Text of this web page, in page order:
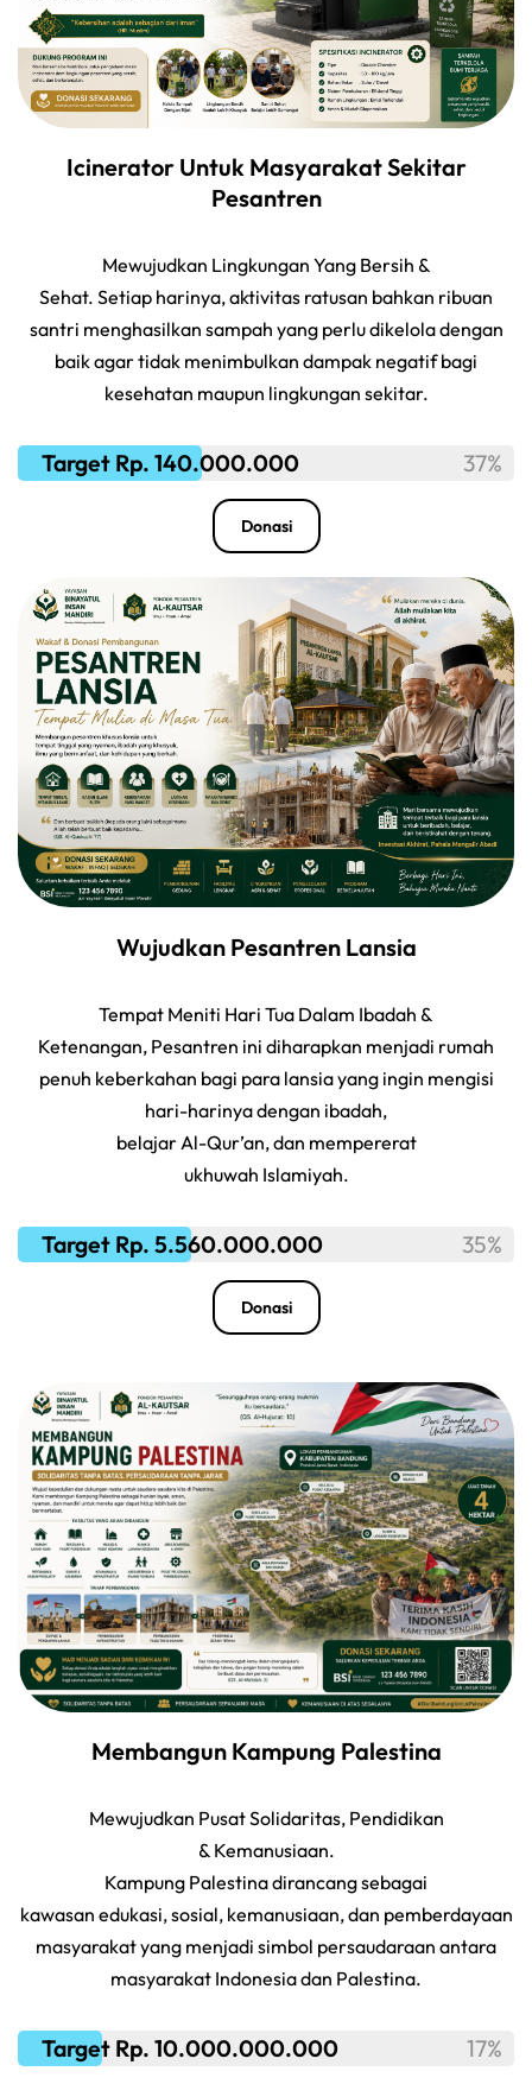
Icinerator Untuk Masyarakat Sekitar
Pesantren
Mewujudkan Lingkungan Yang Bersih &
Sehat. Setiap harinya, aktivitas ratusan bahkan ribuan
santri menghasilkan sampah yang perlu dikelola dengan
baik agar tidak menimbulkan dampak negatif bagi
kesehatan maupun lingkungan sekitar.
Target Rp. 140.000.000 37%
Donasi
Wujudkan Pesantren Lansia
Tempat Meniti Hari Tua Dalam Ibadah &
Ketenangan, Pesantren ini diharapkan menjadi rumah
penuh keberkahan bagi para lansia yang ingin mengisi
hari-harinya dengan ibadah,
belajar Al-Qur’an, dan mempererat
ukhuwah Islamiyah.
Target Rp. 5.560.000.000 35%
Donasi
Membangun Kampung Palestina
Mewujudkan Pusat Solidaritas, Pendidikan
& Kemanusiaan.
Kampung Palestina dirancang sebagai
kawasan edukasi, sosial, kemanusiaan, dan pemberdayaan
masyarakat yang menjadi simbol persaudaraan antara
masyarakat Indonesia dan Palestina.
Target Rp. 10.000.000.000 17%